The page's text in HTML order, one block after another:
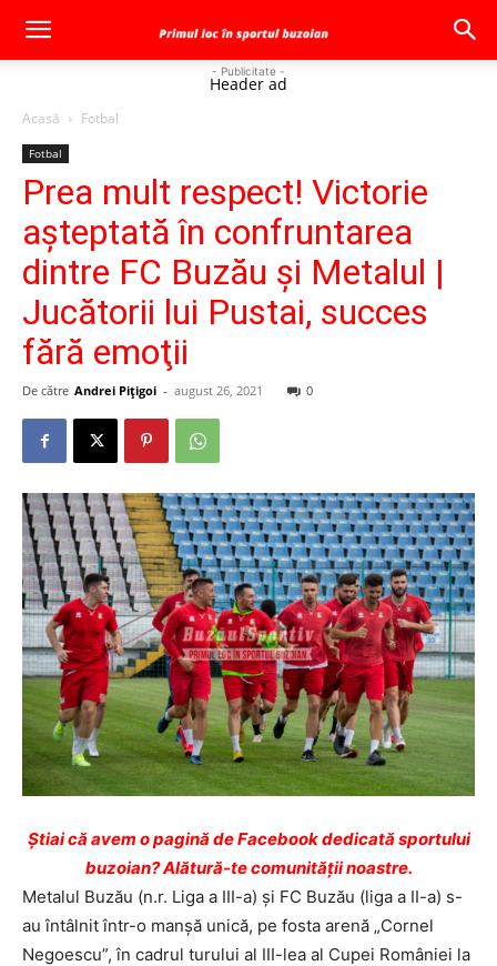
- Publicitate -
Header ad
Acasă Fotbal
Fotbal
Prea mult respect! Victorie
aşteptată în confruntarea
dintre FC Buzău şi Metalul |
Jucătorii lui Pustai, succes
fără emoţii
De către Andrei Pițigoi - august 26, 2021 0
Ştiai că avem o pagină de Facebook dedicată sportului
buzoian? Alătură-te comunității noastre.
Metalul Buzău (n.r. Liga a III-a) şi FC Buzău (liga a II-a) s-
au întâlnit într-o manşă unică, pe fosta arenă „Cornel
Negoescu”, în cadrul turului al III-lea al Cupei României la